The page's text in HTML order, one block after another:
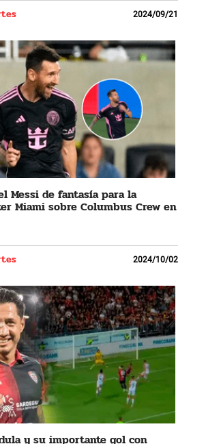
2024/09/21
Messi de fantasía para la
Miami sobre Columbus Crew en
2024/10/02
y su importante gol con